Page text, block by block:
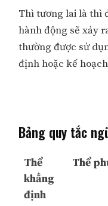
Thì tương lai là thì
hành động sẽ xảy
thường được sử
định hoặc kế
Bảng quy tắc
Thể
khẳng
định
Thể